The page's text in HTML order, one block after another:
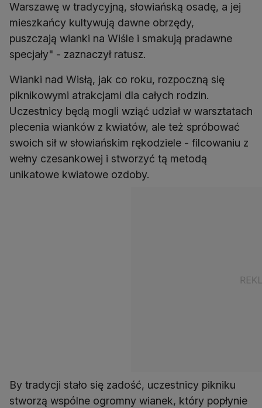
Warszawę w tradycyjną, słowiańską osadę, a jej
mieszkańcy kultywują dawne obrzędy,
puszczają wianki na Wiśle i smakują pradawne
specjały" - zaznaczył ratusz.
Wianki nad Wisłą, jak co roku, rozpoczną się
piknikowymi atrakcjami dla całych rodzin.
Uczestnicy będą mogli wziąć udział w warsztatach
plecenia wianków z kwiatów, ale też spróbować
swoich sił w słowiańskim rękodziele - filcowaniu z
wełny czesankowej i stworzyć tą metodą
unikatowe kwiatowe ozdoby.
By tradycji stało się zadość, uczestnicy pikniku
stworzą wspólne ogromny wianek, który popłynie